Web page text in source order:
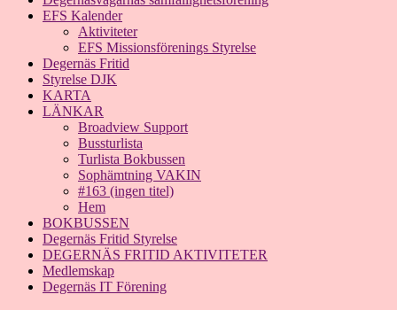
EFS Kalender
Aktiviteter
EFS Missionsförenings Styrelse
Degernäs Fritid
Styrelse DJK
KARTA
LÄNKAR
Broadview Support
Bussturlista
Turlista Bokbussen
Sophämtning VAKIN
#163 (ingen titel)
Hem
BOKBUSSEN
Degernäs Fritid Styrelse
DEGERNÄS FRITID AKTIVITETER
Medlemskap
Degernäs IT Förening